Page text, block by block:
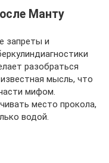
Манту
запреты и
разобраться
мысль, что
мифом.
место прокола,
водой.